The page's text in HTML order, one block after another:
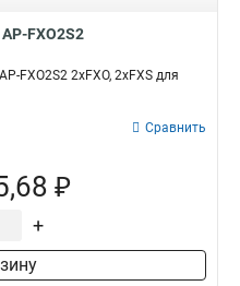
FXO2S2
FXO2S2 2xFXO, 2xFXS для
Сравнить
₽
+